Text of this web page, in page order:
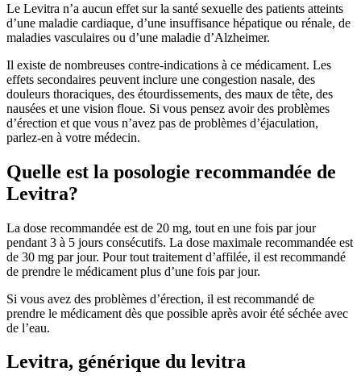
Le Levitra n’a aucun effet sur la santé sexuelle des patients atteints
d’une maladie cardiaque, d’une insuffisance hépatique ou rénale, de
maladies vasculaires ou d’une maladie d’Alzheimer.
Il existe de nombreuses contre-indications à ce médicament. Les
effets secondaires peuvent inclure une congestion nasale, des
douleurs thoraciques, des étourdissements, des maux de tête, des
nausées et une vision floue. Si vous pensez avoir des problèmes
d’érection et que vous n’avez pas de problèmes d’éjaculation,
parlez-en à votre médecin.
Quelle est la posologie recommandée de
Levitra?
La dose recommandée est de 20 mg, tout en une fois par jour
pendant 3 à 5 jours consécutifs. La dose maximale recommandée est
de 30 mg par jour. Pour tout traitement d’affilée, il est recommandé
de prendre le médicament plus d’une fois par jour.
Si vous avez des problèmes d’érection, il est recommandé de
prendre le médicament dès que possible après avoir été séchée avec
de l’eau.
Levitra, générique du levitra